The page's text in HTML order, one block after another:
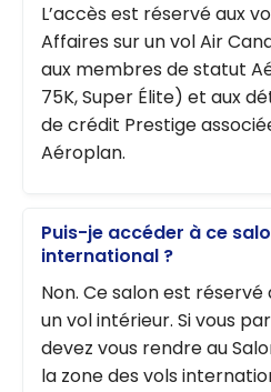
L’accès est réservé aux
Affaires sur un vol Air
aux membres de statut
75K, Super Élite) et aux
de crédit Prestige
Aéroplan.
Puis-je accéder à ce
international ?
Non. Ce salon est
un vol intérieur. Si vous
devez vous rendre au
la zone des vols